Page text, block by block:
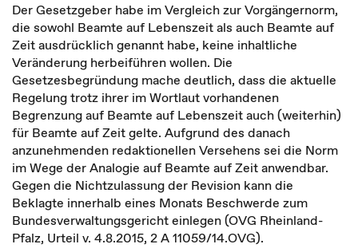
Der Gesetzgeber habe im Vergleich zur Vorgängernorm,
die sowohl Beamte auf Lebenszeit als auch Beamte auf
Zeit ausdrücklich genannt habe, keine inhaltliche
Veränderung herbeiführen wollen. Die
Gesetzesbegründung mache deutlich, dass die aktuelle
Regelung trotz ihrer im Wortlaut vorhandenen
Begrenzung auf Beamte auf Lebenszeit auch (weiterhin)
für Beamte auf Zeit gelte. Aufgrund des danach
anzunehmenden redaktionellen Versehens sei die Norm
im Wege der Analogie auf Beamte auf Zeit anwendbar.
Gegen die Nichtzulassung der Revision kann die
Beklagte innerhalb eines Monats Beschwerde zum
Bundesverwaltungsgericht einlegen (OVG Rheinland-
Pfalz, Urteil v. 4.8.2015, 2 A 11059/14.OVG).